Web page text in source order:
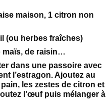
maison, 1 citron non
(ou herbes fraîches)
maïs, de raisin…
dans une passoire avec
l’estragon. Ajoutez au
les zestes de citron et
l’œuf puis mélanger à